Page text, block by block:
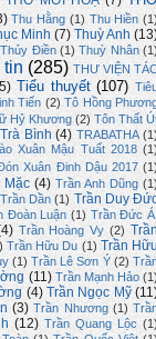
Thu Hằng (1) Thu Hiền
Minh (7) Thuỳ Anh
Thủy Điền (1) Thuỳ Nhân
(285) THƯ VIỆN
Tiểu thuyết (107)
Tiến (2) Tô Hồng
Hỷ Khương (2) Tôn Thất
Trà Bình (4) TRABATHA
Xuân Mậu Tuất 2018
Xuân Đinh Dậu 2017
Mặc (4) Trần Anh Dũng
Trần Dần (1) Trần Duy
Đoàn Luận (1) Trần Đức
Trần Hoàng Vy (2)
Trần Hữu Du (1) Trần
(1) Trần Lê Sơn Ý (2)
(11) Trần Mạnh Hảo
(4) Trần Ngọc Mỹ
(3) Trần Nhương (1)
(12) Trần Quang Lộc